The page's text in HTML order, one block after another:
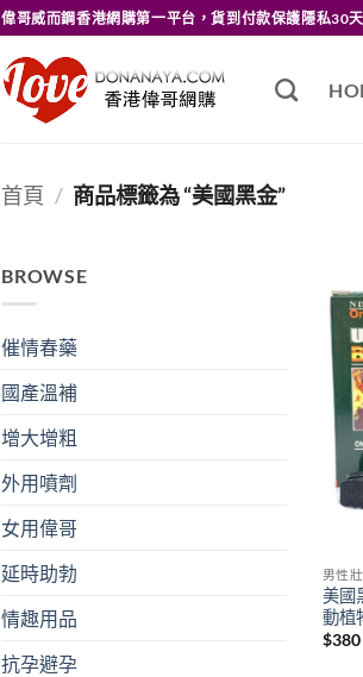
偉哥威而鋼香港網購第一平台，貨到付款保護隱私30
首頁 / 商品標籤為 “美國黑金”
BROWSE
催情春藥
國產溫補
增大增粗
外用噴劑
女用偉哥
延時助勃
情趣用品
抗孕避孕
男性
美國
動植
$380